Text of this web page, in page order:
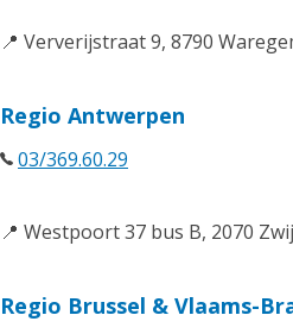
📍 Ververijstraat 9, 8790
Regio Antwerpen
03/369.60.29
📍 Westpoort 37 bus B, 2070
Regio Brussel & Vlaams-